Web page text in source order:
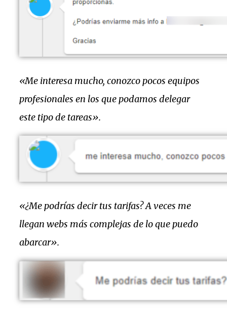
«Me interesa mucho, conozco pocos equipos
profesionales en los que podamos delegar
este tipo de tareas».
«¿Me podrías decir tus tarifas? A veces me
llegan webs más complejas de lo que puedo
abarcar».